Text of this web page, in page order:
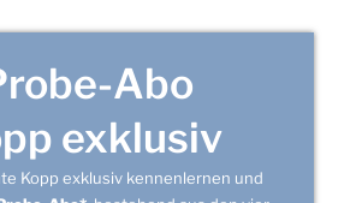
Abo
exklusiv
Kopp exklusiv kennenlernen und